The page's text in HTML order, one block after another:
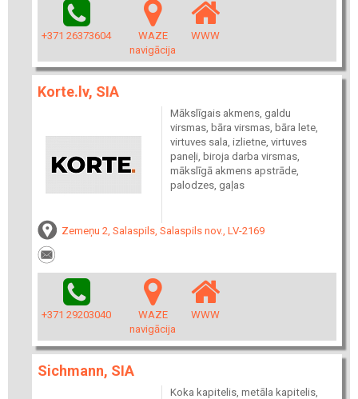
+371 26373604
WAZE
navigācija
WWW
Korte.lv, SIA
Mākslīgais akmens, galdu
virsmas, bāra virsmas, bāra lete,
virtuves sala, izlietne, virtuves
paneļi, biroja darba virsmas,
mākslīgā akmens apstrāde,
palodzes, gaļas
Zemeņu 2, Salaspils, Salaspils nov., LV-2169
+371 29203040
WAZE
navigācija
WWW
Sichmann, SIA
Koka kapitelis, metāla kapitelis,